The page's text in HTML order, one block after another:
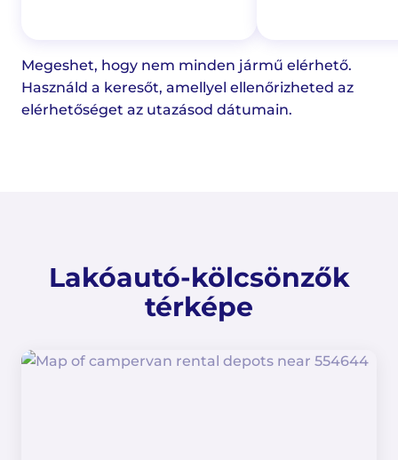
Megeshet, hogy nem minden jármű elérhető.
Használd a keresőt, amellyel ellenőrizheted az
elérhetőséget az utazásod dátumain.
Lakóautó-kölcsönzők
térképe